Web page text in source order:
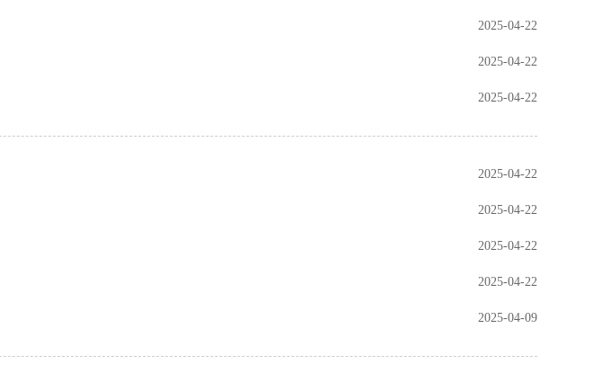
2025-04-22
2025-04-22
2025-04-22
2025-04-22
2025-04-22
2025-04-22
2025-04-22
2025-04-09